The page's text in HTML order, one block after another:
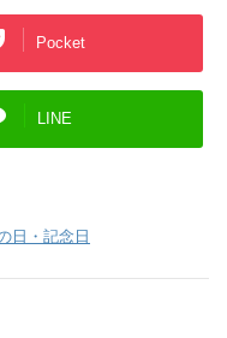
Pocket
LINE
日・記念日